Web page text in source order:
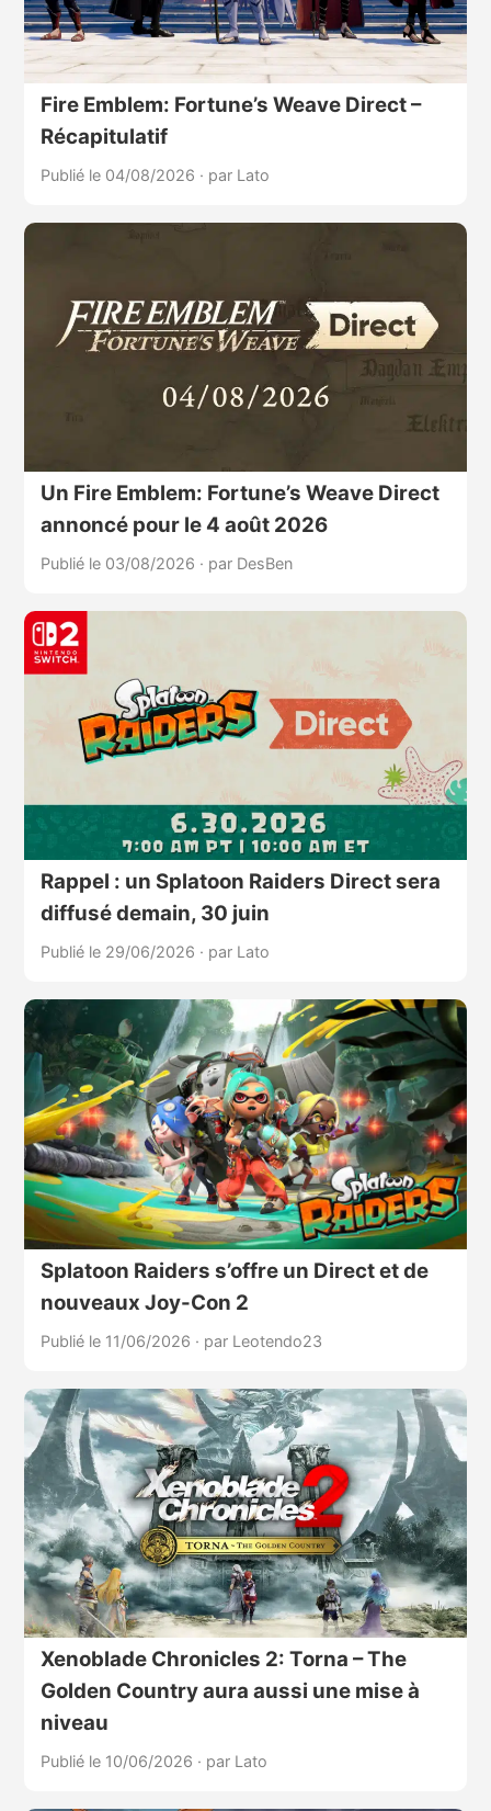
Fire Emblem: Fortune’s Weave Direct –
Récapitulatif
Publié le 04/08/2026 · par Lato
Un Fire Emblem: Fortune’s Weave Direct
annoncé pour le 4 août 2026
Publié le 03/08/2026 · par DesBen
Rappel : un Splatoon Raiders Direct sera
diffusé demain, 30 juin
Publié le 29/06/2026 · par Lato
Splatoon Raiders s’offre un Direct et de
nouveaux Joy-Con 2
Publié le 11/06/2026 · par Leotendo23
Xenoblade Chronicles 2: Torna – The
Golden Country aura aussi une mise à
niveau
Publié le 10/06/2026 · par Lato